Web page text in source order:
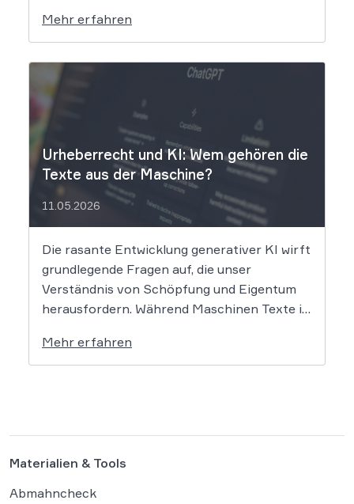
will die Rechte ihrer Mitglieder verteidigen.
Dem Unternehmen hinter der populären KI-
Musik-App werden massive
Urheberrechtsverletzungen vorgeworfen.
[…]
Mehr erfahren
Urheberrecht und KI: Wem gehören die
Texte aus der Maschine?
11.05.2026
Die rasante Entwicklung generativer KI wirft
grundlegende Fragen auf, die unser
Verständnis von Schöpfung und Eigentum
herausfordern. Während Maschinen Texte in
Rechtswissenschaft um die Antwort, ob und
wie diese Werke geschützt sind: Ein Problem,
Mehr erfahren
Materialien & Tools
Abmahncheck